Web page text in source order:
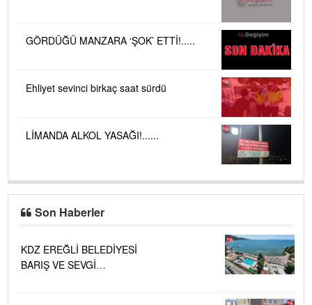
GÖRDÜĞÜ MANZARA ‘ŞOK’ ETTİ!.....
Ehliyet sevinci birkaç saat sürdü
LİMANDA ALKOL YASAĞI!......
Son Haberler
KDZ EREĞLİ BELEDİYESİ
BARIŞ VE SEVGİ